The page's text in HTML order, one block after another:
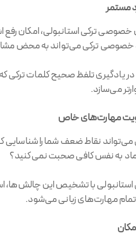
مستمر
خصوصی ترکی استانبولی، امکان
خصوصی ترکی می‌تواند به محض
می‌سازد.
مهارت‌های خاص
نقاط ضعف شما را شناسایی
به نفس کافی صحبت نمی‌کنید؟
با تشخیص این چالش‌ها،
مهارت‌های زبانی می‌شود.